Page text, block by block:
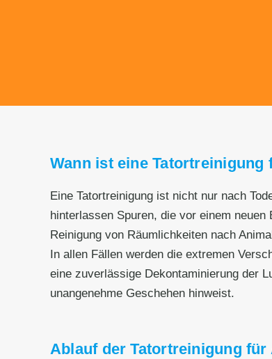
Wann ist eine
Eine Tatortreinigung ist nicht nur nach
hinterlassen Spuren, die vor einem
Reinigung von Räumlichkeiten nach
In allen Fällen werden die extremen
eine zuverlässige Dekontaminierung der
unangenehme Geschehen hinweist.
Ablauf der Tatortreinigung für